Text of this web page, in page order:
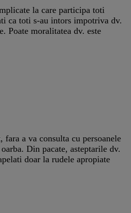
la care participa toti
ca toti s-au intors impotriva dv.
Poate moralitatea dv. este
a va consulta cu persoanele
Din pacate, asteptarile dv.
doar la rudele apropiate